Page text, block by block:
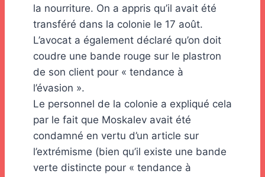
la nourriture. On a appris qu’il avait été
transféré dans la colonie le 17 août.
L’avocat a également déclaré qu’on doit
coudre une bande rouge sur le plastron
de son client pour « tendance à
l’évasion ».
Le personnel de la colonie a expliqué cela
par le fait que Moskalev avait été
condamné en vertu d’un article sur
l’extrémisme (bien qu’il existe une bande
verte distincte pour « tendance à